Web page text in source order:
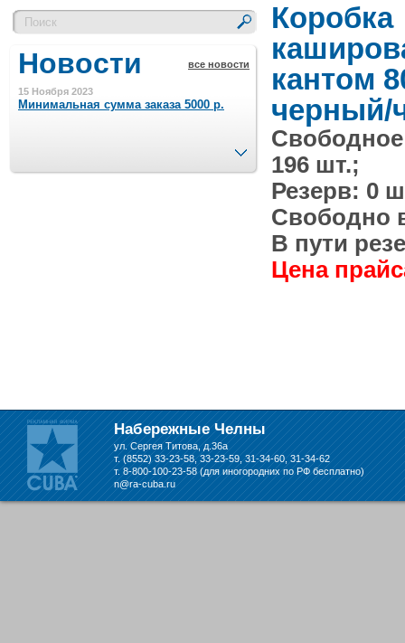
Новости все новости
15 Ноября 2023
Минимальная сумма заказа 5000 р.
Шляпные коробочки производим
складе в Набережных Челнах
След.
Коробка
кантом
черный/
196 шт.;
Резерв: 0
Свободно
В пути
Цена
Набережные Челны
ул. Сергея Титова, д.36а
т. (8552) 33-23-58, 33-23-59, 31-34-60, 31-34-62
т. 8-800-100-23-58 (для иногородних по РФ бесплатно)
n@ra-cuba.ru